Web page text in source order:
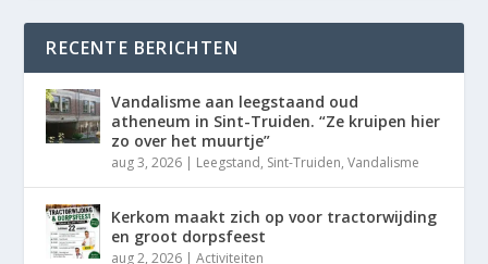
RECENTE BERICHTEN
Vandalisme aan leegstaand oud
atheneum in Sint-Truiden. “Ze kruipen hier
zo over het muurtje”
aug 3, 2026 | Leegstand, Sint-Truiden,Vandalisme
Kerkom maakt zich op voor tractorwijding
en groot dorpsfeest
aug 2, 2026 |Activiteiten